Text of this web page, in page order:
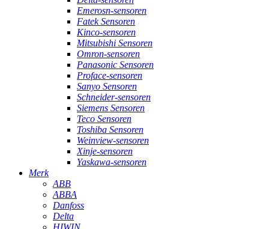
Emerosn-sensoren
Fatek Sensoren
Kinco-sensoren
Mitsubishi Sensoren
Omron-sensoren
Panasonic Sensoren
Proface-sensoren
Sanyo Sensoren
Schneider-sensoren
Siemens Sensoren
Teco Sensoren
Toshiba Sensoren
Weinview-sensoren
Xinje-sensoren
Yaskawa-sensoren
Merk
ABB
ABBA
Danfoss
Delta
HIWIN